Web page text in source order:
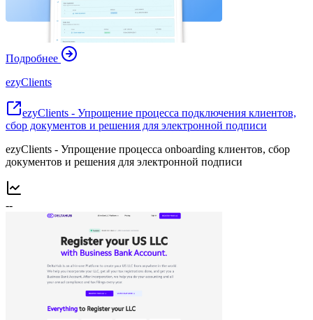
Подробнее
ezyClients
ezyClients - Упрощение процесса подключения клиентов,
сбор документов и решения для электронной подписи
ezyClients - Упрощение процесса onboarding клиентов, сбор
документов и решения для электронной подписи
--